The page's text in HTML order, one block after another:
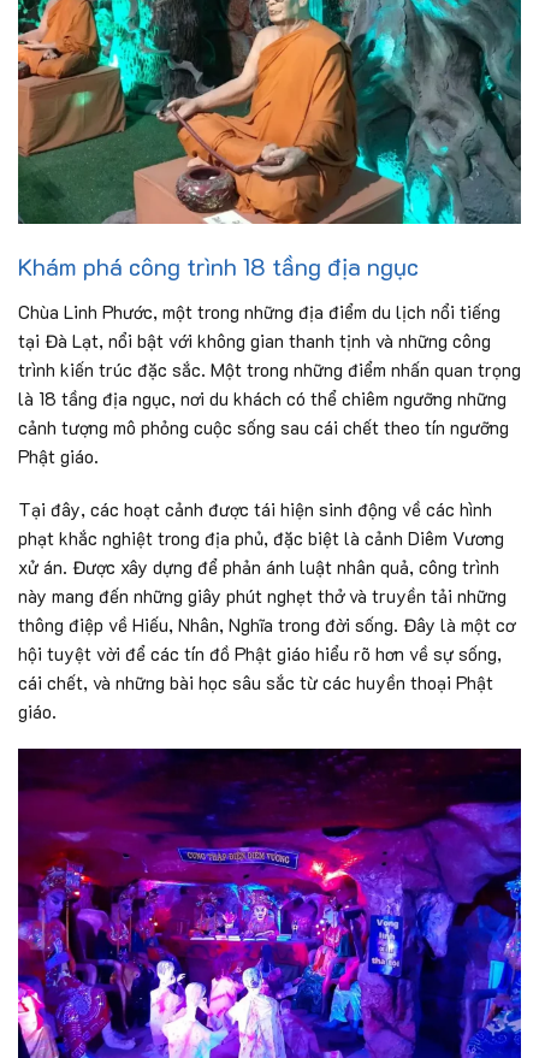
Khám phá công trình 18 tầng địa ngục
Chùa Linh Phước, một trong những địa điểm du lịch nổi tiếng
tại Đà Lạt, nổi bật với không gian thanh tịnh và những công
trình kiến trúc đặc sắc. Một trong những điểm nhấn quan trọng
là 18 tầng địa ngục, nơi du khách có thể chiêm ngưỡng những
cảnh tượng mô phỏng cuộc sống sau cái chết theo tín ngưỡng
Phật giáo.
Tại đây, các hoạt cảnh được tái hiện sinh động về các hình
phạt khắc nghiệt trong địa phủ, đặc biệt là cảnh Diêm Vương
xử án. Được xây dựng để phản ánh luật nhân quả, công trình
này mang đến những giây phút nghẹt thở và truyền tải những
thông điệp về Hiếu, Nhân, Nghĩa trong đời sống. Đây là một cơ
hội tuyệt vời để các tín đồ Phật giáo hiểu rõ hơn về sự sống,
cái chết, và những bài học sâu sắc từ các huyền thoại Phật
giáo.